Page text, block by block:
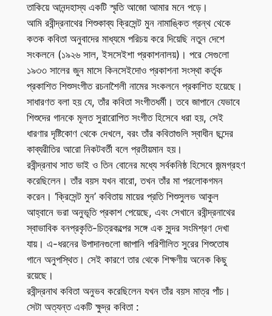
তাকিয়ে আনন্দহাস্য একটি স্মৃতি আজো আমার মনে পড়ে।
আমি রবীন্দ্রনাথের শিশুকাব্য ক্রিসেন্ট মুন নামাঙ্কিত গ্রন্থ থেকে
কতক কবিতা অনুবাদের মাধ্যমে পরিচয় করে দিয়েছি নতুন দেশে
সংকলনে (১৯২৬ সাল, ইসসেইশা প্রকাশনালয়)। পরে সেগুলো
১৯৩৩ সালের জুন মাসে কিনসেইদোও প্রকাশনা সংস্থা কর্তৃক
প্রকাশিত শিশুসংগীত রচনাশৈলী নামের সংকলনে প্রকাশিত হয়েছে।
সাধারণত বলা হয় যে, তাঁর কবিতা সংগীতধর্মী। তবে জাপানে যেভাবে
শিশুদের গানকে মূলত সুরারোপিত সংগীত হিসেবে ধরা হয়, সেই
ধারণার দৃষ্টিকোণ থেকে দেখলে, বরং তাঁর কবিতাগুলি স্বাধীন ছন্দের
কাব্যরীতির আরো নিকটবর্তী বলে প্রতীয়মান হয়।
রবীন্দ্রনাথ সাত ভাই ও তিন বোনের মধ্যে সর্বকনিষ্ঠ হিসেবে জন্মগ্রহণ
করেছিলেন। তাঁর বয়স যখন বারো, তখন তাঁর মা পরলোকগমন
করেন। ‘ক্রিসেন্ট মুন’ কবিতায় মায়ের প্রতি শিশুসুলভ আকুল
আহ্বানে ভরা অনুভূতি প্রকাশ পেয়েছে, এবং সেখানে রবীন্দ্রনাথের
স্বাভাবিক বনপ্রকৃতি-চিত্রকল্পের সঙ্গে এক সুন্দর সংমিশ্রণ দেখা
যায়। এ-ধরনের উপাদানগুলো জাপানি পরিশীলিত সুরের শিশুতোষ
গানে অনুপস্থিত। সেই কারণে তার থেকে শিক্ষণীয় অনেক কিছু
রয়েছে।
রবীন্দ্রনাথ কবিতা অনুভব করেছিলেন যখন তাঁর বয়স মাত্র পাঁচ।
সেটা অত্যন্ত একটি ক্ষুদ্র কবিতা :